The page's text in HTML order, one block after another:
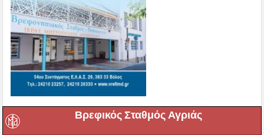
Βρεφικός Σταθμός Αγριάς